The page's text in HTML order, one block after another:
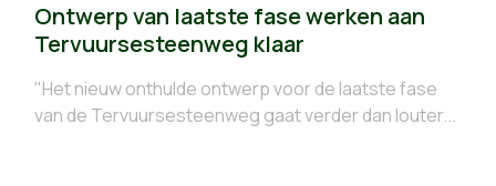
Ontwerp van laatste fase werken aan
Tervuursesteenweg klaar
"Het nieuw onthulde ontwerp voor de laatste fase
van de Tervuursesteenweg gaat verder dan louter...